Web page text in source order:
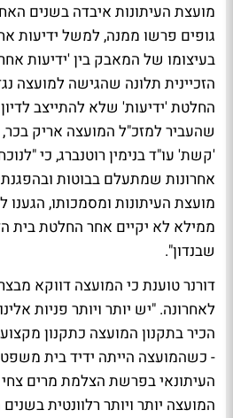
מועצת העיתונות איבדה בשנים
גופים פרשו ממנה, למשל ידיעות
בעיצומו של המאבק בין 'ידיעות
הזכיינית תלונה שהגישה למועצה
החלטת 'ידיעות' שלא להתייצב
שהעביר למזכ"ל המועצה אריק בכר
'קשת' עו"דבנימין רוטנברג, כי
אחרונות שמתעלם בבוטות
מועצת העיתונות ומסמכותו, הגענו
ממילא לא יקיים אחר החלטת בית
שבנדון".
דורנר טוענת כי המועצה דווקא
לאחרונה. "יש יותר ויותר פניות
הכיר בתקנון המועצה כתקנון
- כשהמועצה הייתה ידיד בית
העיתונאי בפרשת הצלמת מרים צחי
המועצה יותר ויותר רלוונטית